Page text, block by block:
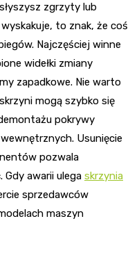
zgrzyty lub
to znak, że coś
Najczęściej winne
widełki zmiany
zapadkowe. Nie warto
mogą szybko się
pokrywy
Usunięcie
pozwala
awarii ulega skrzynia
sprzedawców
maszyn